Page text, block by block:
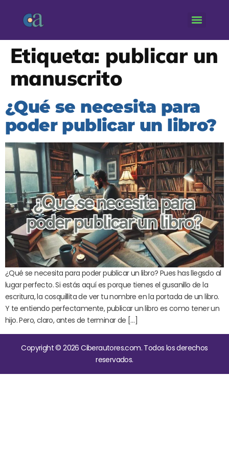
Etiqueta: publicar un
manuscrito
¿Qué se necesita para
poder publicar un libro?
¿Qué se necesita para poder publicar un libro? Pues has llegsdo al
lugar perfecto. Si estás aquí es porque tienes el gusanillo de la
escritura, la cosquillita de ver tu nombre en la portada de un libro.
Y te entiendo perfectamente, publicar un libro es como tener un
hijo. Pero, claro, antes de terminar de […]
Copyright © 2026 Ciberautores.com. Todos los derechos
reservados.